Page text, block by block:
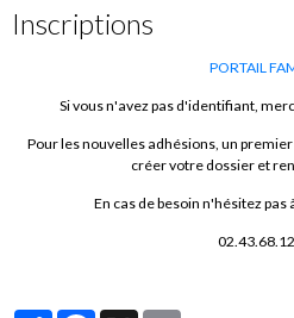
Inscriptions
PORTAIL
Si vous n'avez pas d'identifiant,
Pour les nouvelles adhésions, un
créer votre dossier et
En cas de besoin n'hésitez pas